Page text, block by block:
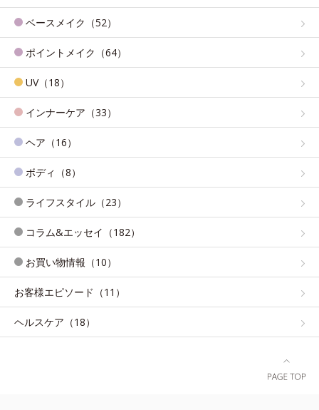
ベースメイク（52）
ポイントメイク（64）
UV（18）
インナーケア（33）
ヘア（16）
ボディ（8）
ライフスタイル（23）
コラム&エッセイ（182）
お買い物情報（10）
お客様エピソード（11）
ヘルスケア（18）